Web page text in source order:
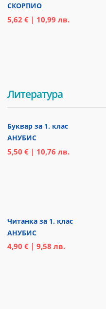
СКОРПИО
5,62 € | 10,99 лв.
Литература
Буквар за 1. клас
АНУБИС
5,50 € | 10,76 лв.
Читанка за 1. клас
АНУБИС
4,90 € | 9,58 лв.